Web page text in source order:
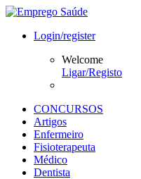
Login/register
Welcome
Ligar/Registo
CONCURSOS
Artigos
Enfermeiro
Fisioterapeuta
Médico
Dentista